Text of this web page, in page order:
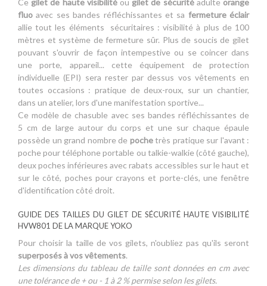
Ce gilet de haute visibilitéou gilet de sécuritéadulte orange
fluo avec ses bandes réfléchissantes et sa fermeture éclair
allie tout les éléments sécuritaires : visibilité à plus de 100
mètres et système de fermeture sûr. Plus de soucis de gilet
pouvant s'ouvrir de façon intempestive ou se coincer dans
une porte, appareil... cette équipement de protection
individuelle (EPI) sera rester par dessus vos vêtements en
toutes occasions : pratique de deux-roux, sur un chantier,
dans un atelier, lors d'une manifestation sportive...
Ce modèle de chasuble avec ses bandes réfléchissantes de
5 cm de large autour du corps et une sur chaque épaule
possède un grand nombre de pochetrès pratique sur l'avant :
poche pour téléphone portable ou talkie-walkie (côté gauche),
deux poches inférieures avec rabats accessibles sur le haut et
sur le côté, poches pour crayons et porte-clés, une fenêtre
d'identification côté droit.
GUIDE DES TAILLES DU GILET DE SÉCURITÉ HAUTE VISIBILITÉ
HVW801 DE LA MARQUE YOKO
Pour choisir la taille de vos gilets, n'oubliez pas qu'ils seront
superposés à vos vêtements.
Les dimensions du tableau de taille sont données en cm avec
une tolérance de + ou - 1 à 2 % permise selon les gilets.